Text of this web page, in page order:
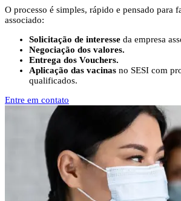
O processo é simples, rápido e pensado para
associado:
Solicitação de interesse da empresa
Negociação dos valores.
Entrega dos Vouchers.
Aplicação das vacinas no SESI com
qualificados.
Entre em contato